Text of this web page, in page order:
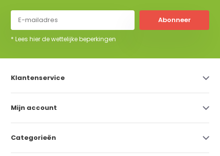
Abonneer
* Lees hier de wettelijke beperkingen
Klantenservice
Mijn account
Categorieën